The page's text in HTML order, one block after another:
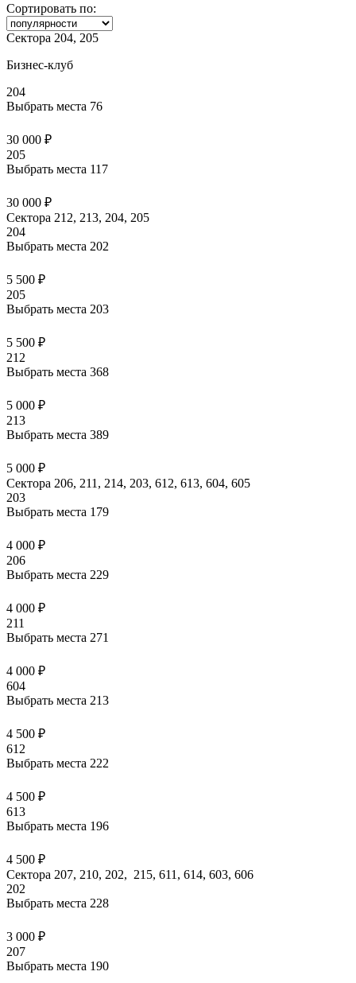
Сортировать по:
Сектора 204, 205
Бизнес-клуб
204
Выбрать места 76
30 000 ₽
205
Выбрать места 117
30 000 ₽
Сектора 212, 213, 204, 205
204
Выбрать места 202
5 500 ₽
205
Выбрать места 203
5 500 ₽
212
Выбрать места 368
5 000 ₽
213
Выбрать места 389
5 000 ₽
Сектора 206, 211, 214, 203, 612, 613, 604, 605
203
Выбрать места 179
4 000 ₽
206
Выбрать места 229
4 000 ₽
211
Выбрать места 271
4 000 ₽
604
Выбрать места 213
4 500 ₽
612
Выбрать места 222
4 500 ₽
613
Выбрать места 196
4 500 ₽
Сектора 207, 210, 202, 215, 611, 614, 603, 606
202
Выбрать места 228
3 000 ₽
207
Выбрать места 190